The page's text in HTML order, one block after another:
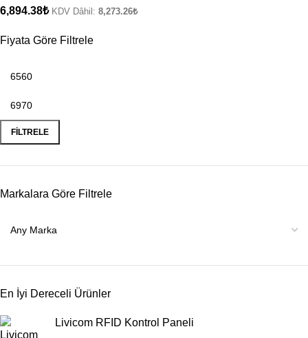
Fiyata Göre Filtrele
FILTRELE
Markalara Göre Filtrele
En İyi Dereceli Ürünler
Livicom RFID Kontrol Paneli
6,894.38₺ KDV Dâhil: 8,273.26₺